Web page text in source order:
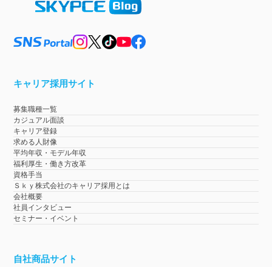
キャリア採用サイト
募集職種一覧
カジュアル面談
キャリア登録
求める人財像
平均年収・モデル年収
福利厚生・働き方改革
資格手当
Ｓｋｙ株式会社のキャリア採用とは
会社概要
社員インタビュー
セミナー・イベント
自社商品サイト